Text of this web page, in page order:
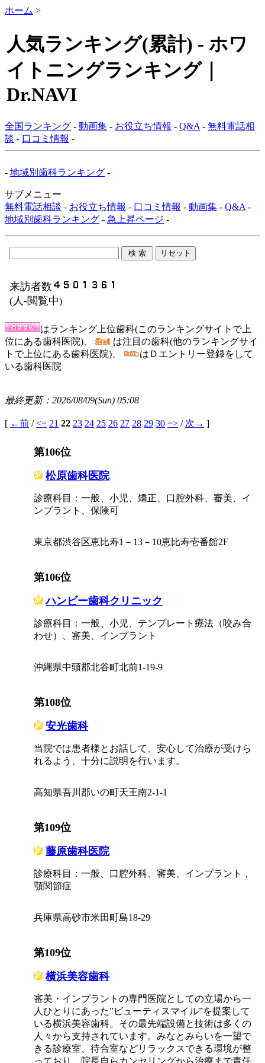
ホーム >
人気ランキング(累計) - ホワ
イトニングランキング｜
Dr.NAVI
全国ランキング - 動画集 - お役立ち情報 - Q&A - 無料電話相
談 - 口コミ情報 -
- 地域別歯科ランキング -
サブメニュー
無料電話相談 - お役立ち情報 - 口コミ情報 - 動画集 - Q&A -
地域別歯科ランキング - 急上昇ページ -
来訪者数
(人-閲覧中)
はランキング上位歯科(このランキングサイトで上
位にある歯科医院)、
は注目の歯科(他のランキングサイ
トで上位にある歯科医院)、
はＤエントリー登録をして
いる歯科医院
最終更新：2026/08/09(Sun) 05:08
[ ←前 /<= 21 22 23 24 25 26 27 28 29 30 => / 次→ ]
第106位
松原歯科医院
診療科目：一般、小児、矯正、口腔外科、審美、イ
ンプラント、保険可
東京都渋谷区恵比寿1－13－10恵比寿壱番館2F
第106位
ハンビー歯科クリニック
診療科目：一般、小児、テンプレート療法（咬み合
わせ）、審美、インプラント
沖縄県中頭郡北谷町北前1-19-9
第108位
安光歯科
当院では患者様とお話して、安心して治療が受けら
れるよう、十分に説明を行います。
高知県吾川郡いの町天王南2-1-1
第109位
藤原歯科医院
診療科目：一般、口腔外科、審美、インプラント，
顎関節症
兵庫県高砂市米田町島18-29
第109位
横浜美容歯科
審美・インプラントの専門医院としての立場から一
人ひとりにあった”ビューティスマイル”を提案して
いる横浜美容歯科。その最先端設備と技術は多くの
人々から支持されています。みなとみらいを一望で
きる診療室、待合室などリラックスできる環境が整
っており、院長自らカンセリングから治療まで責任